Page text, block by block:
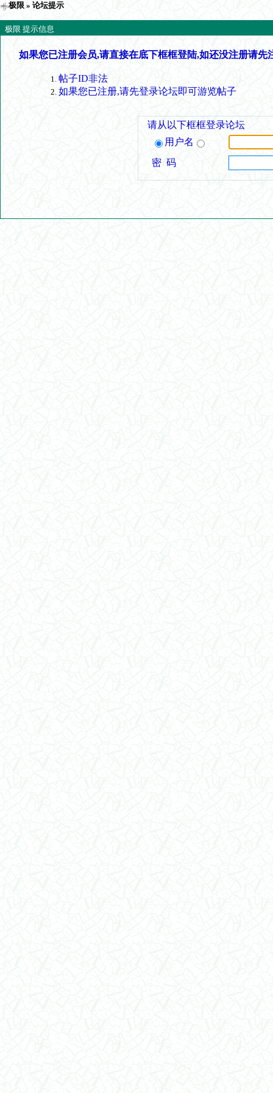
极限 » 论坛提示
极限 提示信息
如果您已注册会员,请直接在底下框框登陆,如还没注册请先
帖子ID非法
如果您已注册,请先登录论坛即可游览帖子
请从以下框框登录论坛
用户名
密 码